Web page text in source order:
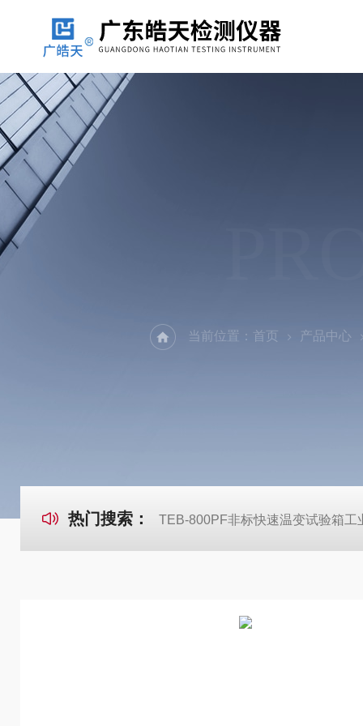
当前位置： 首页 产品中心
热门搜索： TEB-800PF非标快速温变试验箱工